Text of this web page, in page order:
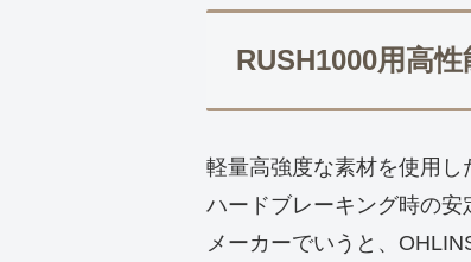
RUSH1000用高
軽量高強度な素材を使用
ハードブレーキング時の安
メーカーでいうと、